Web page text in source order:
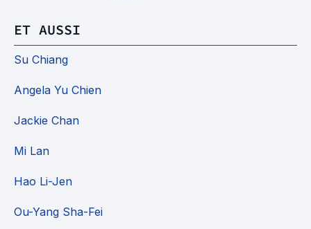
ET AUSSI
Su Chiang
Angela Yu Chien
Jackie Chan
Mi Lan
Hao Li-Jen
Ou-Yang Sha-Fei